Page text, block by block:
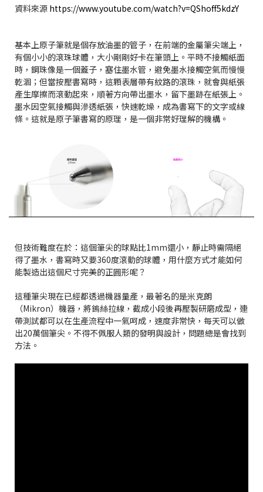
資料來源 https://www.youtube.com/watch?v=QShoff5kdzY
基本上原子筆就是個存放油墨的管子，在前端的金屬筆尖端上，
有個小小的滾珠球體，大小剛剛好卡在筆頭上。平時不接觸紙面
時，鋼珠像是一個蓋子，塞住墨水管，避免墨水接觸空氣而慢慢
乾涸；但當按壓書寫時，這顆表層帶有紋路的滾珠，就會與紙張
產生摩擦而滾動起來，順著方向帶出墨水，留下墨跡在紙張上。
墨水因空氣接觸與滲透紙張，快速乾燥，成為書寫下的文字或線
條。這就是原子筆書寫的原理，是一個非常好理解的機構。
但技術難度在於：這個筆尖的球點比1mm還小，靜止時需隔絕
得了墨水，書寫時又要360度滾動的球體，用什麼方式才能如何
能製造出這個尺寸完美的正圓形呢？
這種筆尖現在已經都透過機器量產，最著名的是米克朗
（Mikron）機器，將鎢絲拉線，截成小段後再壓製研磨成型，連
帶測試都可以在生產流程中一氣呵成，速度非常快，每天可以做
出20萬個筆尖。不得不佩服人類的發明與設計，問題總是會找到
方法。